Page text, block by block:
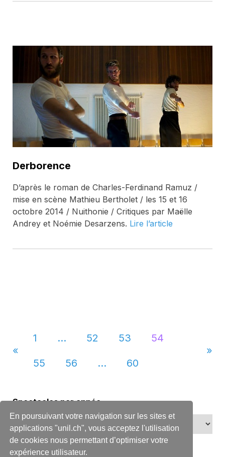
En poursuivant votre navigation sur les sites et
applications "unil.ch", vous acceptez l'utilisation
de cookies nous permettant d’optimiser votre
expérience utilisateur.
Derborence
D’après le roman de Charles-Ferdinand Ramuz /
mise en scène Mathieu Bertholet / les 15 et 16
octobre 2014 / Nuithonie / Critiques par Maëlle
Andrey et Noémie Desarzens. Lire l’article
«
1 … 52 53 54
55 56 … 60
»
Spectacles par année